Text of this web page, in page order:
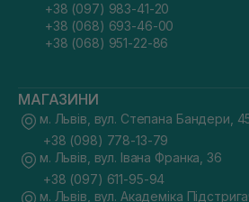
+38 (097) 983-41-20
+38 (068) 693-46-00
+38 (068) 951-22-86
МАГАЗИНИ
м. Львів, вул. Степана Бандери,
+38 (098) 778-13-79
м. Львів, вул. Івана Франка, 36
+38 (097) 611-95-94
м. Львів, вул. Академіка